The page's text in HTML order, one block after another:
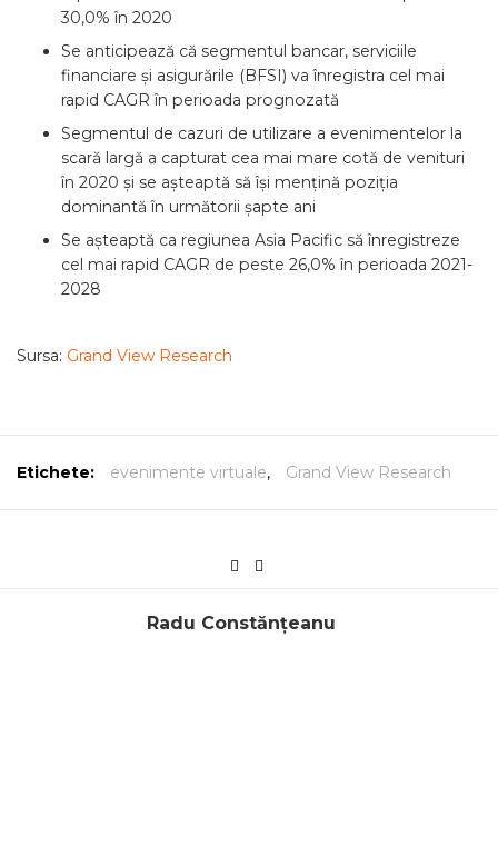
30,0% în 2020
Se anticipează că segmentul bancar, serviciile
financiare și asigurările (BFSI) va înregistra cel mai
rapid CAGR în perioada prognozată
Segmentul de cazuri de utilizare a evenimentelor la
scară largă a capturat cea mai mare cotă de venituri
în 2020 și se așteaptă să își mențină poziția
dominantă în următorii șapte ani
Se așteaptă ca regiunea Asia Pacific să înregistreze
cel mai rapid CAGR de peste 26,0% în perioada 2021-
2028
Sursa: Grand View Research
Etichete: evenimente virtuale, Grand View Research
Radu Constănțeanu